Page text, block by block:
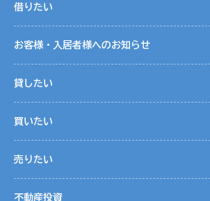
借りたい
お客様・入居者様へのお知らせ
貸したい
買いたい
売りたい
不動産投資